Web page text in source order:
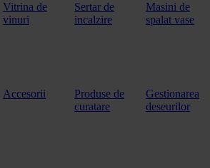
Vitrina de
vinuri
Sertar de
incalzire
Masini de
spalat vase
Accesorii
Produse de
curatare
Gestionarea
deseurilor